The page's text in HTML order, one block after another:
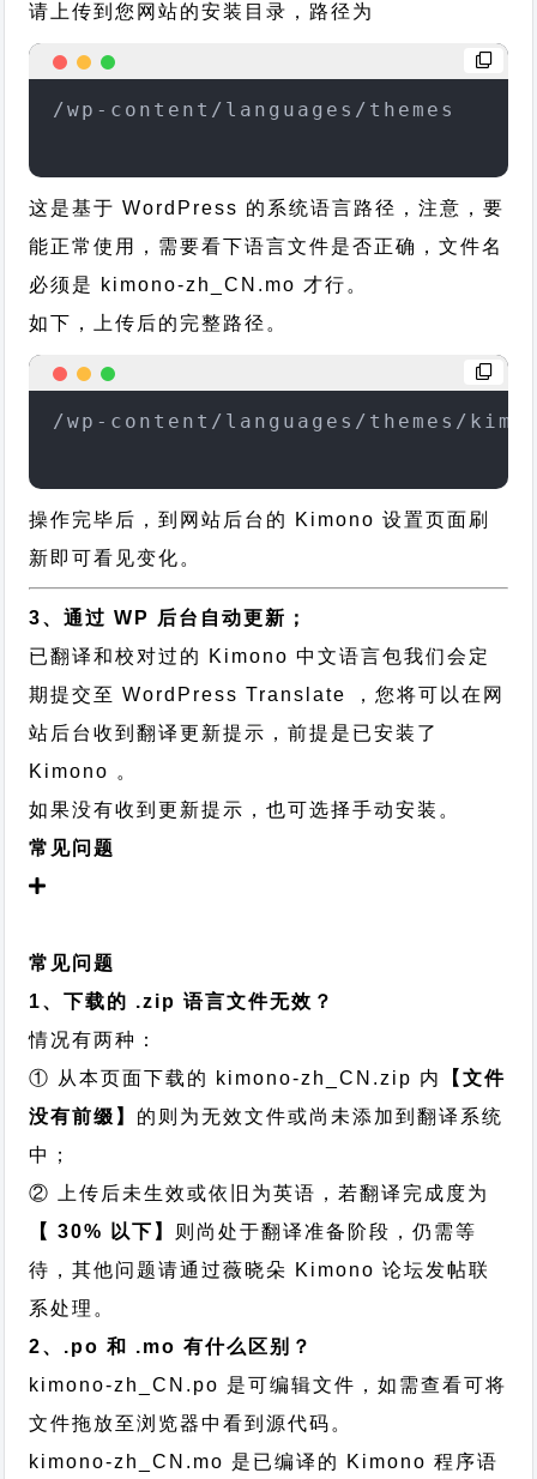
请上传到您网站的安装目录，路径为
/wp-content/languages/themes
这是基于 WordPress 的系统语言路径，注意，要
能正常使用，需要看下语言文件是否正确，文件名
必须是 kimono-zh_CN.mo 才行。
如下，上传后的完整路径。
/wp-content/languages/themes/
操作完毕后，到网站后台的 Kimono 设置页面刷
新即可看见变化。
3、通过 WP 后台自动更新；
已翻译和校对过的 Kimono 中文语言包我们会定
期提交至 WordPress Translate ，您将可以在网
站后台收到翻译更新提示，前提是已安装了
Kimono 。
如果没有收到更新提示，也可选择手动安装。
常见问题
常见问题
1、下载的 .zip 语言文件无效？
情况有两种：
① 从本页面下载的 kimono-zh_CN.zip 内
【文件
没有前缀】 的则为无效文件或尚未添加到翻译系统
中；
② 上传后未生效或依旧为英语，若翻译完成度为
【 30% 以下】 则尚处于翻译准备阶段，仍需等
待，其他问题请通过薇晓朵 Kimono 论坛发帖联
系处理。
2、.po 和 .mo 有什么区别？
kimono-zh_CN.po 是可编辑文件，如需查看可将
文件拖放至浏览器中看到源代码。
kimono-zh_CN.mo 是已编译的 Kimono 程序语